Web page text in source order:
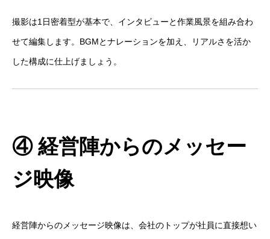
撮影は1日密着型が基本で、インタビューと作業風景を組み合わ
せて編集します。BGMとナレーションを加え、リアルさを活か
した構成に仕上げましょう。
④ 経営陣からのメッセー
ジ映像
経営陣からのメッセージ映像は、会社のトップが社員に直接想い